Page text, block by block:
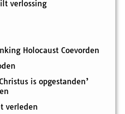
verlossing
Holocaust Coevorden
is opgestanden’
verleden